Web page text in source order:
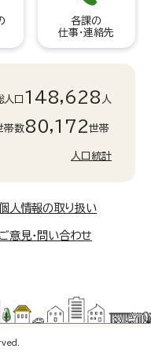
各課の
仕事・連絡先
人口 148,628 人
帯数80,172世帯
人口統計
人情報の取り扱い
ご意見・問い合わせ